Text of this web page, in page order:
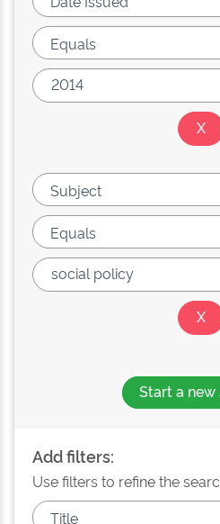
Start a new
Add filters:
Use filters to refine the